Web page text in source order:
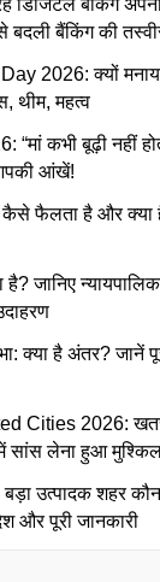
बदली बैंकिंग की
2026: क्यों
थीम, महत्व
“मां कभी बूढ़ी नहीं
आंखें!
फैलता है और क्या
है? जानिए
क्या है अंतर? जानें
Cities 2026:
सांस लेना हुआ
उत्पादक शहर
और पूरी जानकारी